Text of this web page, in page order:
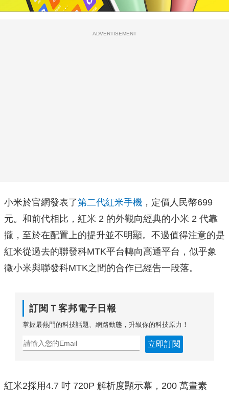
ADVERTISEMENT
小米於官網發表了第二代紅米手機 ，定價人民幣699
元。和前代相比，紅米 2 的外觀向經典的小米 2 代靠
攏，至於在配置上的提升並不明顯。不過值得注意的是
紅米從過去的聯發科MTK平台轉向高通平台，似乎象
徵小米與聯發科MTK之間的合作已經告一段落。
訂閱Ｔ客邦電子日報
掌握最熱門的科技話題、網路動態，升級你的科技原力！
立即訂閱
紅米2採用4.7 吋 720P 解析度顯示幕，200 萬畫素